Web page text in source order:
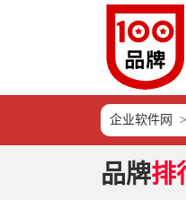
企业软件网
品牌排